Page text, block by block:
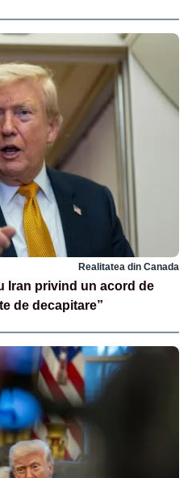
Realitatea din Canada
Iran privind un acord de
de decapitare”